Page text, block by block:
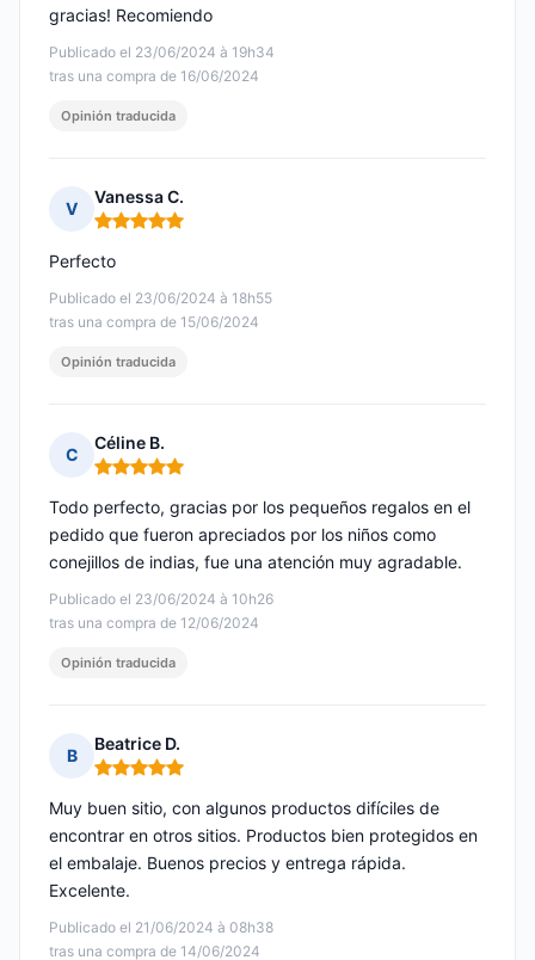
Publicado el 23/06/2024 à 19h34
tras una compra de 16/06/2024
gracias! Recomiendo
Opinión traducida
V
Vanessa C.
Nota: 5 de 5
Publicado el 23/06/2024 à 18h55
tras una compra de 15/06/2024
Perfecto
Opinión traducida
C
Céline B.
Nota: 5 de 5
Publicado el 23/06/2024 à 10h26
tras una compra de 12/06/2024
Todo perfecto, gracias por los pequeños regalos en el
pedido que fueron apreciados por los niños como
conejillos de indias, fue una atención muy agradable.
Opinión traducida
B
Beatrice D.
Nota: 5 de 5
Publicado el 21/06/2024 à 08h38
tras una compra de 14/06/2024
Muy buen sitio, con algunos productos difíciles de
encontrar en otros sitios. Productos bien protegidos en
el embalaje. Buenos precios y entrega rápida.
Excelente.